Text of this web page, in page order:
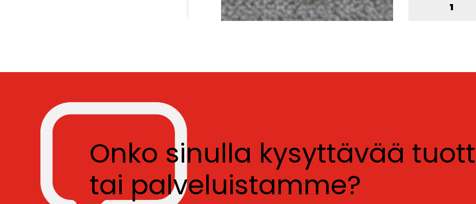
Onko sinulla kysyttävää
tai palveluistamme?